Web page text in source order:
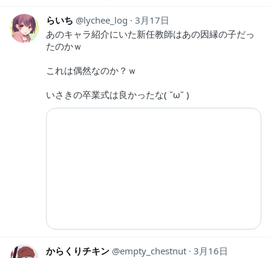
らいち lychee_log
3月17日
あのキャラ紹介にいた新任教師はあの因縁の子だっ
たのかｗ
これは偶然なのか？ｗ
いさきの卒業式は良かったな( ˘ω˘ )
からくりチキン empty_chestnut 3月16日